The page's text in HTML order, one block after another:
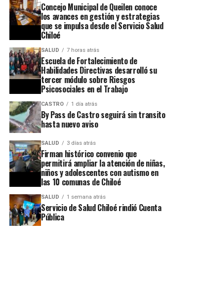
Concejo Municipal de Queilen conoce
los avances en gestión y estrategias
que se impulsa desde el Servicio Salud
Chiloé
SALUD 7 horas atrás
Escuela de Fortalecimiento de
Habilidades Directivas desarrolló su
tercer módulo sobre Riesgos
Psicosociales en el Trabajo
CASTRO 1 día atrás
By Pass de Castro seguirá sin transito
hasta nuevo aviso
SALUD 3 días atrás
Firman histórico convenio que
permitirá ampliar la atención de niñas,
niños y adolescentes con autismo en
las 10 comunas de Chiloé
SALUD 1 semana atrás
Servicio de Salud Chiloé rindió Cuenta
Pública